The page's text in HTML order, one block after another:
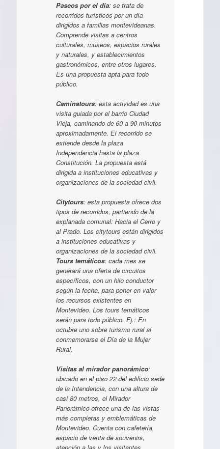
Paseos por el día: se trata de
recorridos turísticos por un día
dirigidos a familias montevideanas.
Comprende visitas a centros
culturales, museos, espacios rurales
y naturales, y establecimientos
gastronómicos, entre otros lugares.
Es una propuesta apta para todo
público.
Caminatours: esta actividad es una
visita guiada por el barrio Ciudad
Vieja, caminando de 60 a 90 minutos
aproximadamente. El recorrido se
extiende desde la plaza
Independencia hasta la plaza
Constitución. La propuesta está
dirigida a instituciones educativas y
organizaciones de la sociedad civil.
Citytours: esta propuesta ofrece dos
tipos de recorridos, partiendo de la
explanada comunal: Hacia el Cerro y
al Prado. Los citytours están dirigidos
a instituciones educativas y
organizaciones de la sociedad civil.
Tours temáticos: cada mes se
generará una oferta de circuitos
específicos, con un hilo conductor
según la fecha, para poner en valor
los recursos existentes en
Montevideo. Los tours temáticos
serán para todo público. Ej.: En
octubre uno sobre turismo rural al
conmemorarse el Día de la Mujer
Rural.
Visitas al mirador panorámico:
ubicado en el piso 22 del edificio sede
de la Intendencia, con una altura de
casi 80 metros, el Mirador
Panorámico ofrece una de las vistas
más completas y emblemáticas de
Montevideo. Cuenta con cafetería,
espacio de venta de souvenirs,